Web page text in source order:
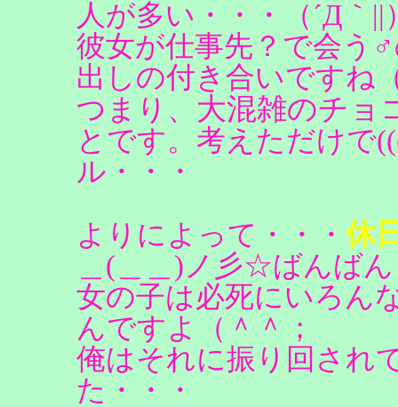
人が多い・・・（´Д｀
彼女が仕事先？で会う
出しの付き合いですね
つまり、 大混雑のチョ
とです。考えただけで
ル・・・
よりによって・・・休
＿(＿＿)ノ彡☆ばんば
女の子は必死にいろん
んですよ（＾＾；
俺はそれに振り回され
た・・・